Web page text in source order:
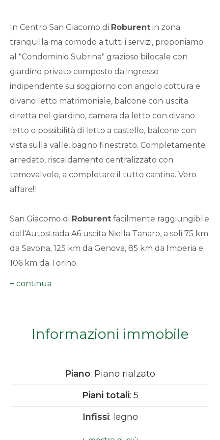
In Centro San Giacomo di Roburent in zona
tranquilla ma comodo a tutti i servizi, proponiamo
al "Condominio Subrina" grazioso bilocale con
giardino privato composto da ingresso
indipendente su soggiorno con angolo cottura e
divano letto matrimoniale, balcone con uscita
diretta nel giardino, camera da letto con divano
letto o possibilità di letto a castello, balcone con
vista sulla valle, bagno finestrato. Completamente
arredato, riscaldamento centralizzato con
temovalvole, a completare il tutto cantina. Vero
affare!!
San Giacomo di Roburent facilmente raggiungibile
dall'Autostrada A6 uscita Niella Tanaro, a soli 75 km
da Savona, 125 km da Genova, 85 km da Imperia e
106 km da Torino.
Informazioni immobile
Piano: Piano rialzato
Piani totali: 5
Infissi: legno
1
2
3
Bagni
minimi
Qualsiasi
1